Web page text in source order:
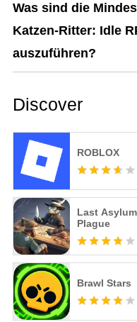
Was sind die
Katzen-Ritter: Idle
auszuführen?
Discover
ROBLOX
Last
Plague
Brawl Stars